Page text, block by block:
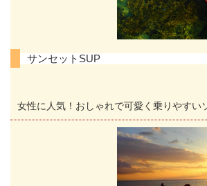
サンセットSUP
女性に人気！おしゃれで可愛く乗りやすい